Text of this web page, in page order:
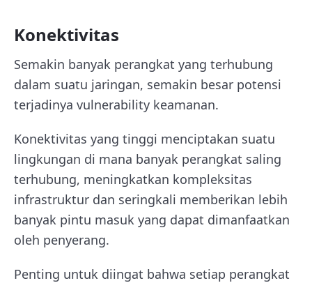
Konektivitas
Semakin banyak perangkat yang terhubung
dalam suatu jaringan, semakin besar potensi
terjadinya vulnerability keamanan.
Konektivitas yang tinggi menciptakan suatu
lingkungan di mana banyak perangkat saling
terhubung, meningkatkan kompleksitas
infrastruktur dan seringkali memberikan lebih
banyak pintu masuk yang dapat dimanfaatkan
oleh penyerang.
Penting untuk diingat bahwa setiap perangkat